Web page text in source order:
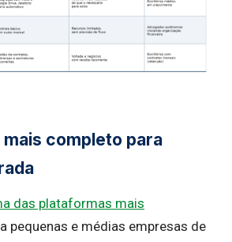
mais completo para
das plataformas mais
pequenas e médias empresas de